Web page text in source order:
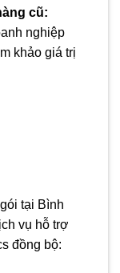
cũ:
nghiệp
khảo giá trị
tại Bình
vụ hỗ trợ
đồng bộ: